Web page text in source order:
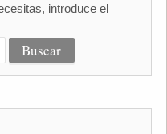
introduce el